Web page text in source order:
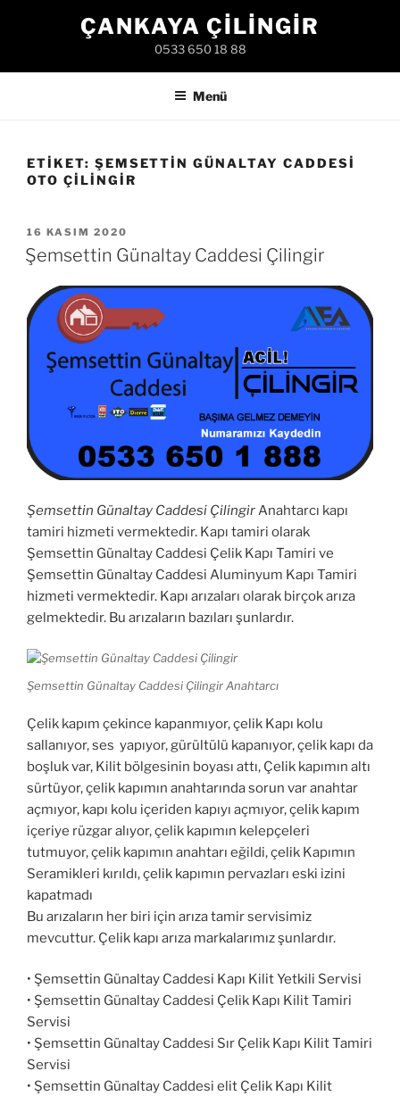
ÇANKAYA ÇILINGIR
0533 650 18 88
Menü
ETIKET: ŞEMSETTIN GÜNALTAY CADDESI
OTO ÇILINGIR
YAYIM
TARIHI
16 KASIM 2020
Şemsettin Günaltay Caddesi Çilingir
Şemsettin Günaltay Caddesi ÇilingirAnahtarcı kapı
tamiri hizmeti vermektedir. Kapı tamiri olarak
Şemsettin Günaltay Caddesi Çelik Kapı Tamiri ve
Şemsettin Günaltay Caddesi Aluminyum Kapı Tamiri
hizmeti vermektedir. Kapı arızaları olarak birçok arıza
gelmektedir. Bu arızaların bazıları şunlardır.
Şemsettin Günaltay Caddesi Çilingir Anahtarcı
Çelik kapım çekince kapanmıyor, çelik Kapı kolu
sallanıyor, ses yapıyor, gürültülü kapanıyor, çelik kapı da
boşluk var, Kilit bölgesinin boyası attı, Çelik kapımın altı
sürtüyor, çelik kapımın anahtarında sorun var anahtar
açmıyor, kapı kolu içeriden kapıyı açmıyor, çelik kapım
içeriye rüzgar alıyor, çelik kapımın kelepçeleri
tutmuyor, çelik kapımın anahtarı eğildi, çelik Kapımın
Seramikleri kırıldı, çelik kapımın pervazları eski izini
kapatmadı
Bu arızaların her biri için arıza tamir servisimiz
mevcuttur. Çelik kapı arıza markalarımız şunlardır.
• Şemsettin Günaltay Caddesi Kapı Kilit Yetkili Servisi
• Şemsettin Günaltay Caddesi Çelik Kapı Kilit Tamiri
Servisi
• Şemsettin Günaltay Caddesi Sır Çelik Kapı Kilit Tamiri
Servisi
• Şemsettin Günaltay Caddesi elit Çelik Kapı Kilit